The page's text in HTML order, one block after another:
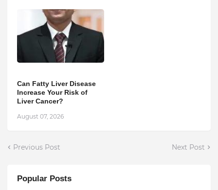
Can Fatty Liver Disease
Increase Your Risk of
Liver Cancer?
August 07, 2026
Previous Post Next Post
Popular Posts